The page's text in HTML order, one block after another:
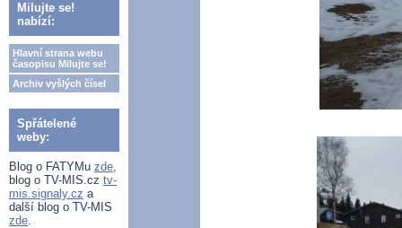
Milujte se!
nabízí:
Hlavní strana webu
časopisu Milujte se!
Archiv vyšlých čísel
Spřátelené
weby:
Blog o FATYMu zde,
blog o TV-MIS.cz tv-
mis.signaly.cz a
další blog o TV-MIS
zde.